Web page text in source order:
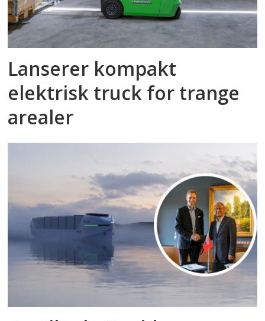
Lanserer kompakt
elektrisk truck for trange
arealer